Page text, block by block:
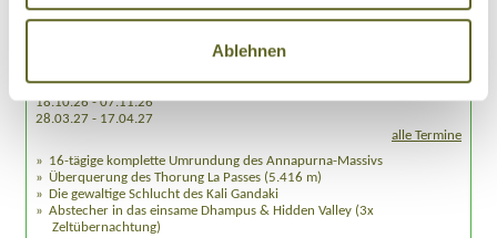
Ablehnen
GROSSE ANNAPURNA RUNDE & BESTEIGUNG D
ES DHAMPUS PEAK (6.012 M)
04.10.26 - 24.10.26
18.10.26 - 07.11.26
28.03.27 - 17.04.27
alle Termine
16-tägige komplette Umrundung des Annapurna-Massivs
Überquerung des Thorung La Passes (5.416 m)
Die gewaltige Schlucht des Kali Gandaki
Abstecher in das einsame Dhampus & Hidden Valley (3x
Zeltübernachtung)